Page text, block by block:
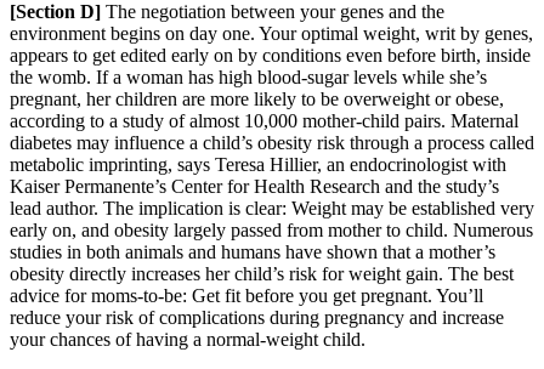
[Section D] The negotiation between your genes and the
environment begins on day one. Your optimal weight, writ by genes,
appears to get edited early on by conditions even before birth, inside
the womb. If a woman has high blood-sugar levels while she’s
pregnant, her children are more likely to be overweight or obese,
according to a study of almost 10,000 mother-child pairs. Maternal
diabetes may influence a child’s obesity risk through a process called
metabolic imprinting, says Teresa Hillier, an endocrinologist with
Kaiser Permanente’s Center for Health Research and the study’s
lead author. The implication is clear: Weight may be established very
early on, and obesity largely passed from mother to child. Numerous
studies in both animals and humans have shown that a mother’s
obesity directly increases her child’s risk for weight gain. The best
advice for moms-to-be: Get fit before you get pregnant. You’ll
reduce your risk of complications during pregnancy and increase
your chances of having a normal-weight child.